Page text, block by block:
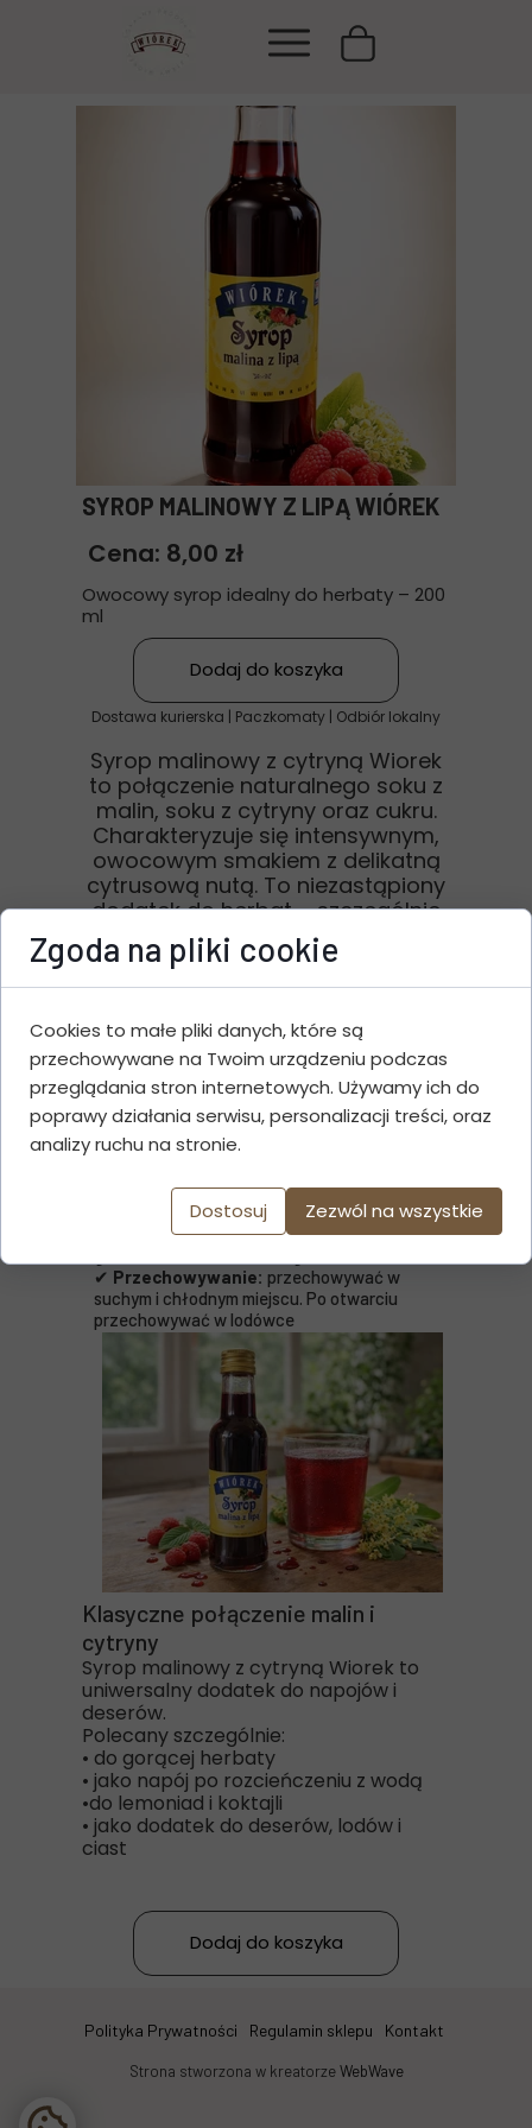
Syrop malinowy z cytryną Wiorek
to połączenie naturalnego soku z
malin, soku z cytryny oraz cukru.
Charakteryzuje się intensywnym,
owocowym smakiem z delikatną
cytrusową nutą. To niezastąpiony
dodatek do herbat – szczególnie
w jesienno-zimowe dni oraz w
okresie przeziębień. Doskonale
sprawdzi się również jako napój
składnik deserów i innych
napojów.
Owocowy syrop idealny do herbaty – 200
ml
Dostawa kurierska | Paczkomaty | Odbiór lokalny
Dodaj do koszyka
Syrop malinowy z cytryną Wiorek to
uniwersalny dodatek do napojów i
deserów.
Polecany szczególnie:
• do gorącej herbaty
• jako napój po rozcieńczeniu z wodą
•do lemoniad i koktajli
• jako dodatek do deserów, lodów i
ciast
Klasyczne połączenie malin i
cytryny
✔ Składniki:cukier, naturalny sok z malin
(33%), sok z cytryny, kwas cytrynowy
intensywnie malinowy, lekko
Bez barwników, aromatów i syropu
✔ Przechowywanie: przechowywać w
suchym i chłodnym miejscu. Po otwarciu
przechowywać w lodówce
SZCZEGÓŁY PRODUKTU:
Dodaj do koszyka
SYROP MALINOWY Z LIPĄ WIÓREK
Cena: 8,00 zł
Polityka Prywatności Regulamin sklepu Kontakt
Strona stworzona w kreatorzeWebWave
Zgoda na pliki cookie
Cookies to małe pliki danych, które są
przechowywane na Twoim urządzeniu podczas
przeglądania stron internetowych. Używamy ich do
poprawy działania serwisu, personalizacji treści, oraz
analizy ruchu na stronie.
Dostosuj Zezwól na wszystkie